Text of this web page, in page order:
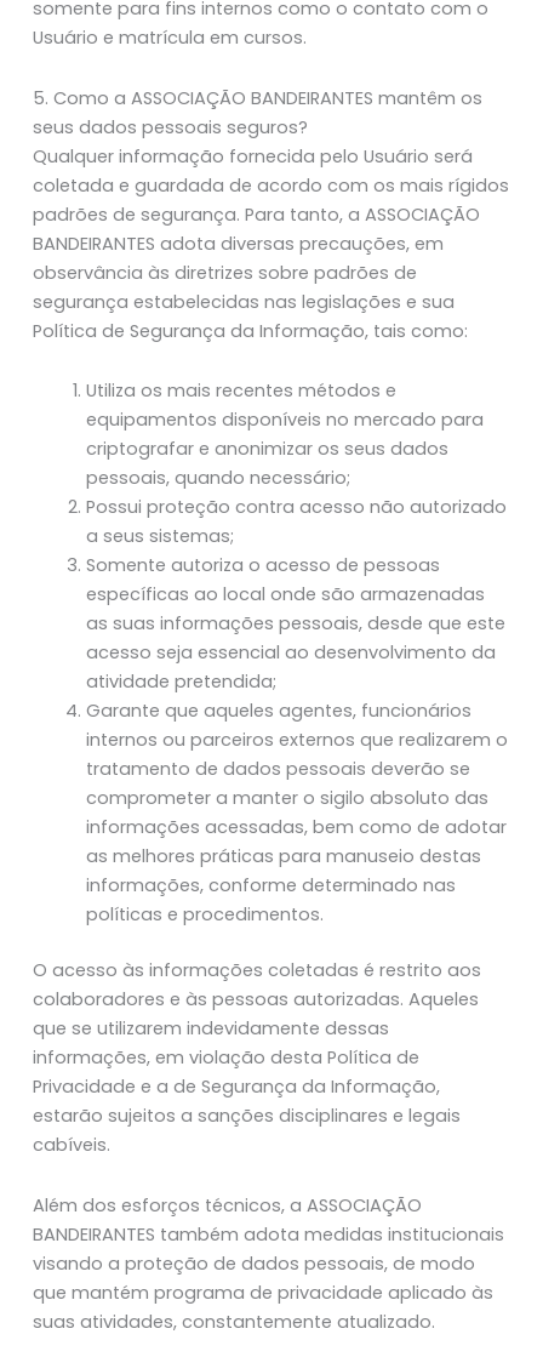
somente para fins internos como o contato com o
Usuário e matrícula em cursos.
5. Como a ASSOCIAÇÃO BANDEIRANTES mantêm os
seus dados pessoais seguros?
Qualquer informação fornecida pelo Usuário será
coletada e guardada de acordo com os mais rígidos
padrões de segurança. Para tanto, a ASSOCIAÇÃO
BANDEIRANTES adota diversas precauções, em
observância às diretrizes sobre padrões de
segurança estabelecidas nas legislações e sua
Política de Segurança da Informação, tais como:
Utiliza os mais recentes métodos e
equipamentos disponíveis no mercado para
criptografar e anonimizar os seus dados
pessoais, quando necessário;
Possui proteção contra acesso não autorizado
a seus sistemas;
Somente autoriza o acesso de pessoas
específicas ao local onde são armazenadas
as suas informações pessoais, desde que este
acesso seja essencial ao desenvolvimento da
atividade pretendida;
Garante que aqueles agentes, funcionários
internos ou parceiros externos que realizarem o
tratamento de dados pessoais deverão se
comprometer a manter o sigilo absoluto das
informações acessadas, bem como de adotar
as melhores práticas para manuseio destas
informações, conforme determinado nas
políticas e procedimentos.
O acesso às informações coletadas é restrito aos
colaboradores e às pessoas autorizadas. Aqueles
que se utilizarem indevidamente dessas
informações, em violação desta Política de
Privacidade e a de Segurança da Informação,
estarão sujeitos a sanções disciplinares e legais
cabíveis.
Além dos esforços técnicos, a ASSOCIAÇÃO
BANDEIRANTES também adota medidas institucionais
visando a proteção de dados pessoais, de modo
que mantém programa de privacidade aplicado às
suas atividades, constantemente atualizado.